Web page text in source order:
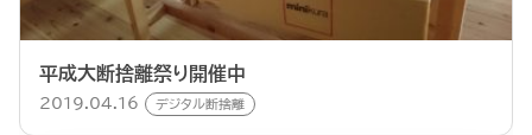
平成大断捨離祭り開催中
2019.04.16 デジタル断捨離